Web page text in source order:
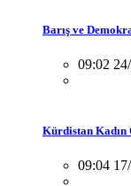
Barış ve
09:02
Kürdistan
09:04